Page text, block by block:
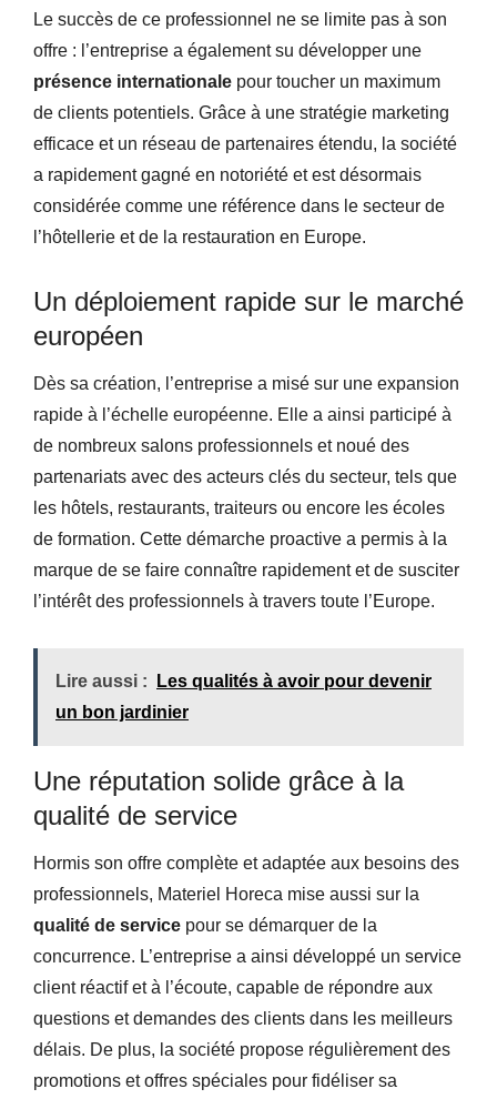
Le succès de ce professionnel ne se limite pas à son
offre : l’entreprise a également su développer une
présence internationale pour toucher un maximum
de clients potentiels. Grâce à une stratégie marketing
efficace et un réseau de partenaires étendu, la société
a rapidement gagné en notoriété et est désormais
considérée comme une référence dans le secteur de
l’hôtellerie et de la restauration en Europe.
Un déploiement rapide sur le marché
européen
Dès sa création, l’entreprise a misé sur une expansion
rapide à l’échelle européenne. Elle a ainsi participé à
de nombreux salons professionnels et noué des
partenariats avec des acteurs clés du secteur, tels que
les hôtels, restaurants, traiteurs ou encore les écoles
de formation. Cette démarche proactive a permis à la
marque de se faire connaître rapidement et de susciter
l’intérêt des professionnels à travers toute l’Europe.
Lire aussi :
Les qualités à avoir pour devenir
un bon jardinier
Une réputation solide grâce à la
qualité de service
Hormis son offre complète et adaptée aux besoins des
professionnels, Materiel Horeca mise aussi sur la
qualité de service pour se démarquer de la
concurrence. L’entreprise a ainsi développé un service
client réactif et à l’écoute, capable de répondre aux
questions et demandes des clients dans les meilleurs
délais. De plus, la société propose régulièrement des
promotions et offres spéciales pour fidéliser sa